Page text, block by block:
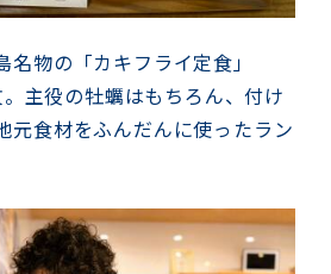
名物の「カキフライ定食」
。主役の牡蠣はもちろん、付け
元食材をふんだんに使ったラン